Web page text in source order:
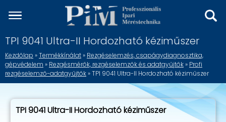
TPI 9041 Ultra-II Hordozható kéziműszer
Kezdőlap »Termékkínálat» Rezgéselemzés, csapágydiagnosztika,
gépvédelem » Rezgésmérők, rezgéselemzők és adatgyűjtők» Profi
rezgéselemző-adatgyűjtők» TPI 9041 Ultra-II Hordozható kéziműszer
TPI 9041 Ultra-II Hordozható kéziműszer